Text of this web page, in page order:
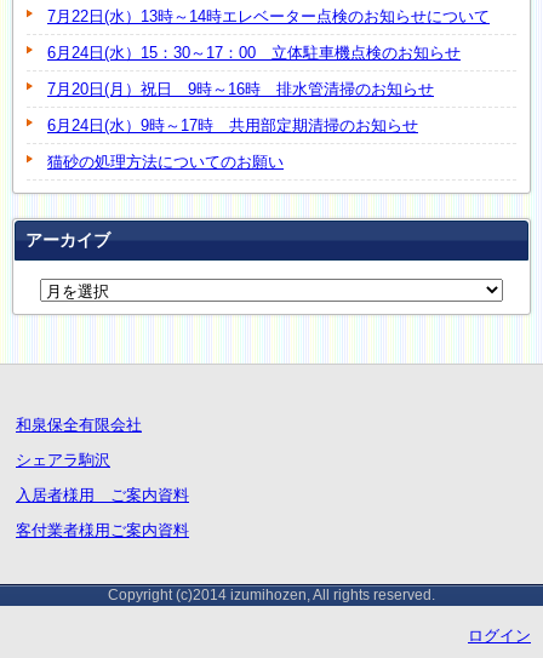
7月22日(水）13時～14時エレベーター点検のお知らせについて
6月24日(水）15：30～17：00 立体駐車機点検のお知らせ
7月20日(月）祝日 9時～16時 排水管清掃のお知らせ
6月24日(水）9時～17時 共用部定期清掃のお知らせ
猫砂の処理方法についてのお願い
アーカイブ
和泉保全有限会社
シェアラ駒沢
入居者様用 ご案内資料
客付業者様用ご案内資料
Copyright (c)2014 izumihozen, All rights reserved.
ログイン